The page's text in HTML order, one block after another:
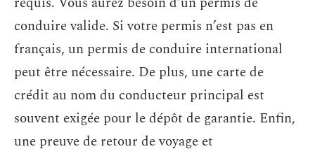
conduire valide. Si votre permis n’est pas en
français, un permis de conduire international
peut être nécessaire. De plus, une carte de
crédit au nom du conducteur principal est
souvent exigée pour le dépôt de garantie. Enfin,
une preuve de retour de voyage et